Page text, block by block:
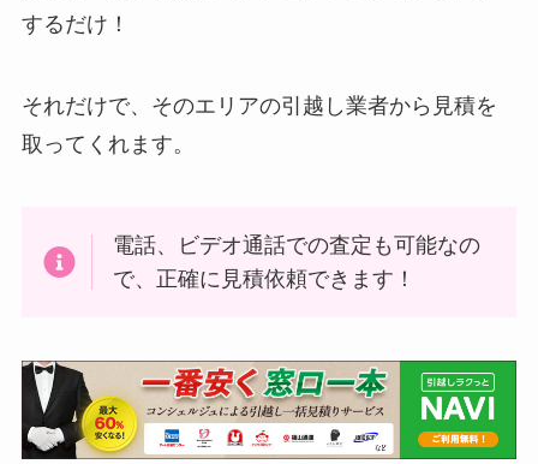
するだけ！
それだけで、そのエリアの引越し業者から見積を
取ってくれます。
電話、ビデオ通話での査定も可能なの
で、正確に見積依頼できます！